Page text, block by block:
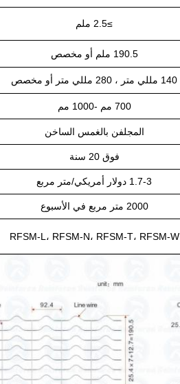
≥2.5 ملم
190.5 ملم أو مخصص
140 مللي متر ، 280 مللي متر أو مخصص
700 مم -1000 مم
المجلفن بالغمس الساخن
فوق 20 سنة
1.7-3 دولار أمريكي/متر مربع
2000 متر مربع في الأسبوع
RFSM-L، RFSM-N، RFSM-T، RFSM-W